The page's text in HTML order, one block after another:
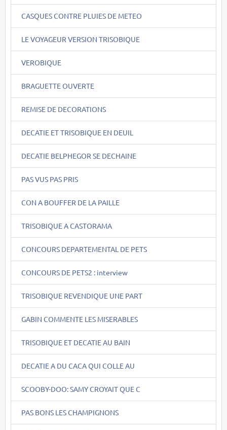
CASQUES CONTRE PLUIES DE METEO
LE VOYAGEUR VERSION TRISOBIQUE
VEROBIQUE
BRAGUETTE OUVERTE
REMISE DE DECORATIONS
DECATIE ET TRISOBIQUE EN DEUIL
DECATIE BELPHEGOR SE DECHAINE
PAS VUS PAS PRIS
CON A BOUFFER DE LA PAILLE
TRISOBIQUE A CASTORAMA
CONCOURS DEPARTEMENTAL DE PETS
CONCOURS DE PETS2 : interview
TRISOBIQUE REVENDIQUE UNE PART
GABIN COMMENTE LES MISERABLES
TRISOBIQUE ET DECATIE AU BAIN
DECATIE A DU CACA QUI COLLE AU
SCOOBY-DOO: SAMY CROYAIT QUE C
PAS BONS LES CHAMPIGNONS